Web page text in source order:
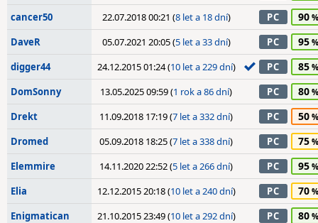
cancer50 22.07.2018 00:21 (8 let a 18 dní) PC 90
DaveR 05.07.2021 20:05 (5 let a 33 dní) PC 95
digger44 24.12.2015 01:24 (10 let a 229 dní) PC 85
DomSonny 13.05.2025 09:59 (1 rok a 86 dní) PC 80
Drekt 11.09.2018 17:19 (7 let a 332 dní) PC 50
Dromed 05.09.2018 18:25 (7 let a 338 dní) PC 75
Elemmire 14.11.2020 22:52 (5 let a 266 dní) PC 95
Elia 12.12.2015 20:18 (10 let a 240 dní) PC 70
Enigmatican 21.10.2015 23:49 (10 let a 292 dní) PC 80